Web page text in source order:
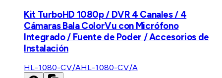
Kit TurboHD 1080p / DVR 4 Canales / 4
Cámaras Bala ColorVu con Micrófono
Integrado / Fuente de Poder / Accesorios de
Instalación
HL-1080-CV/AHL-1080-CV/A